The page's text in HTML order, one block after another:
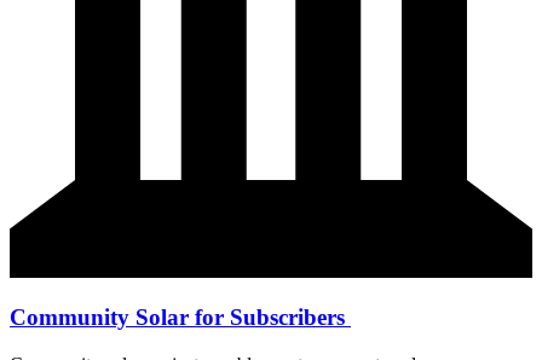
Community Solar for Subscribers ​​​​‌ ‍ ​‍​‍‌‍ ‌ ​‍‌‍‍‌‌‍‌ ‌‍‍‌‌‍ ‍​‍​‍​ ‍‍​‍​‍‌ ​ ‌‍​‌‌‍ ‍‌‍‍‌‌ ‌​‌ ‍‌​‍ ‍‌‍‍‌‌‍ ​‍​‍​‍ ​​‍​‍‌‍‍​‌ ​‍‌‍‌‌‌‍‌‍​‍​‍​ ‍‍​‍​‍‌‍‍​‌ ‌​‌ ‌​‌ ​​​ ‍‍​‍ ​‍ ‌‍ ​‌‍ ‌‍​ ‌‍​‌‌‍ ​‌‍‍​‌‍ ‌ ​ ‌ ‌​​ ‍‍​ ​ ​ ​ ​ ​ ​ ​ ​‍ ‌‍‍‌‌‍ ‍‌ ‌​‌‍‌‌‌‍ ‍‌ ‌​​‍ ‌‍‌‌‌‍‌​‌‍‍‌‌ ‌​​‍ ‌‍ ‌‌‍ ‌‍‌​‌‍‌‌​ ‌‌ ​​‌ ​‍‌‍‌‌‌ ​ ‌‍‌‌‌‍ ‍‌ ‌​‌‍​‌‌ ‌​‌‍‍‌‌‍ ‌‍ ‍​ ‍ ‌‍‍‌‌‍‌​​ ‌​ ​‌​ ​‌‌‍​‌​ ​ ‌‍‌​​ ‌‍​ ​‌‌‍​ ​‍ ‌‌‍‌‌‌‍​‌‌‍‌‌‌‍‌​​‍ ‌​ ‌​​ ‌ ​ ​​​ ‍‌​‍ ‌​ ‍‌​ ​‍​ ​‍​ ​‍​‍ ‌‌‍​ ‌‍‌‌‌‍‌​​ ‌ ‌‍‌‌‌‍‌​‌‍​‌​ ​​‌‍‌‌‌‍​‍​ ‍​​ ‍‌​ ‍ ‌ ‌​‌ ‍‌‌ ​​‌‍‌‌​ ‌‌ ​​‌ ​‍‌‍ ‌‍‌ ‌ ​‍‌‍​‌‌‍ ‌​ ‍ ‌ ​​‌‍​‌‌ ‌​‌‍‍​​ ‌‌ ‌​‌‍‍‌‌ ‌​‌‍ ​‌‍‌‌​ ‌‍​‍‌‍​‌‌ ​ ‌‍‌‌‌‌‌‌‌ ​‍‌‍ ​​ ‌‌‍‍​‌ ‌​‌ ‌​‌ ​​​‍‌‌​ ​ ‌​​‌​‍‌‌​ ​‍‌​‌‍​‍‌‌​ ​‍‌​‌‍‌‍ ​‌‍ ‌‍​ ‌‍​‌‌‍ ​‌‍‍​‌‍ ‌ ​ ‌ ‌​​‍‌‌​ ​ ‌​​‌​ ​ ​ ​ ​ ​ ​ ​ ​‍‌‍‌‍‍‌‌‍‌​​ ‌​ ​‌​ ​‌‌‍​‌​ ​ ‌‍‌​​ ‌‍​ ​‌‌‍​ ​‍ ‌‌‍‌‌‌‍​‌‌‍‌‌‌‍‌​​‍ ‌​ ‌​​ ‌ ​ ​​​ ‍‌​‍ ‌​ ‍‌​ ​‍​ ​‍​ ​‍​‍ ‌‌‍​ ‌‍‌‌‌‍‌​​ ‌ ‌‍‌‌‌‍‌​‌‍​‌​ ​​‌‍‌‌‌‍​‍​ ‍​​ ‍‌​‍‌‍‌ ‌​‌ ‍‌‌ ​​‌‍‌‌​ ‌‌ ​​‌ ​‍‌‍ ‌‍‌ ‌ ​‍‌‍​‌‌‍ ‌​‍‌‍‌ ​​‌‍​‌‌ ‌​‌‍‍​​ ‌‌ ‌​‌‍‍‌‌ ‌​‌‍ ​‌‍‌‌​‍‌‍‌ ​​‌‍‌‌‌ ​‍‌ ​ ‌ ​​‌‍‌‌‌‍​ ‌ ‌​‌‍‍‌‌ ‌‍‌‍‌‌​ ‌‌ ​​‌ ‌‌‌‍​‍‌‍ ​‌‍‍‌‌ ​ ‌‍‍​‌‍‌‌‌‍‌​​‍​‍‌ ‌